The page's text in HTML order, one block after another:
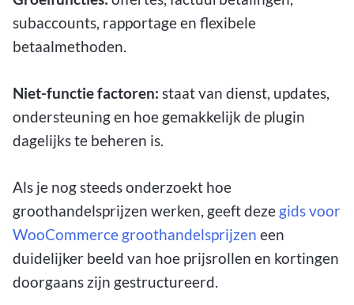
subaccounts, rapportage en flexibele
betaalmethoden.
Niet-functie factoren: staat van dienst, updates,
ondersteuning en hoe gemakkelijk de plugin
dagelijks te beheren is.
Als je nog steeds onderzoekt hoe
groothandelsprijzen werken, geeft deze gids voor
WooCommerce groothandelsprijzen een
duidelijker beeld van hoe prijsrollen en kortingen
doorgaans zijn gestructureerd.